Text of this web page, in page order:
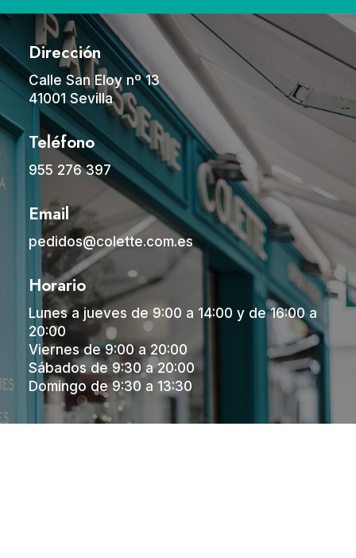
Dirección
Calle San Eloy nº 13
41001 Sevilla
Teléfono
955 276 397
Email
pedidos@colette.com.es
Horario
Lunes a jueves de 9:00 a 14:00 y de 16:00 a
20:00
Viernes de 9:00 a 20:00
Sábados de 9:30 a 20:00
Domingo de 9:30 a 13:30